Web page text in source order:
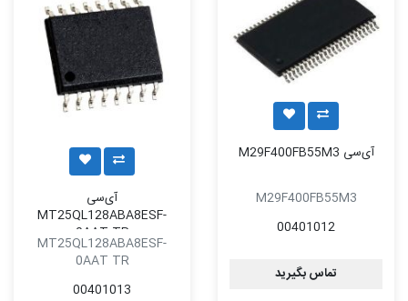
آی‌سی M29F400FB55M3
M29F400FB55M3
00401012
تماس بگیرید
آی‌سی
MT25QL128ABA8ESF-
0AAT TR
MT25QL128ABA8ESF-
0AAT TR
00401013